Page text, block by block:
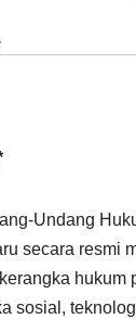
Undang
secara resmi
sosial,